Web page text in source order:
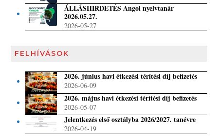
ÁLLÁSHIRDETÉS Angol nyelvtanár
2026.05.27.
2026-05-27
FELHÍVÁSOK
2026. június havi étkezési térítési díj befizetés
2026-06-09
2026. május havi étkezési térítési díj befizetés
2026-05-07
Jelentkezés első osztályba 2026/2027. tanévre
2026-04-19